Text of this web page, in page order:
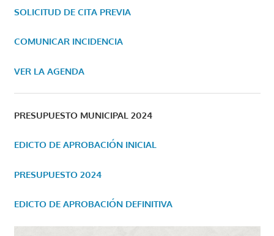
SOLICITUD DE CITA PREVIA
COMUNICAR INCIDENCIA
VER LA AGENDA
PRESUPUESTO MUNICIPAL 2024
EDICTO DE APROBACIÓN INICIAL
PRESUPUESTO 2024
EDICTO DE APROBACIÓN DEFINITIVA